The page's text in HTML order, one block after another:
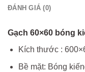
ĐÁNH GIÁ (0)
Gạch 60×60 bóng
Kích thước :
Bề mặt: Bóng